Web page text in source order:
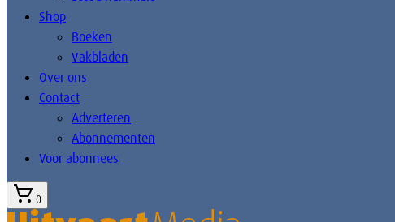
Shop
Boeken
Vakbladen
Over ons
Contact
Adverteren
Abonnementen
Voor abonnees
0